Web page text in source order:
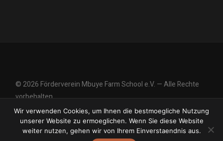
© 2026 Förderverein Mbuye Farm School e.V. — Alle Rechte
vorbehalten.
Impressum|Datenschutzerklärung
Wir verwenden Cookies, um Ihnen die bestmoegliche Nutzung
unserer Website zu ermoeglichen. Wenn Sie diese Website
weiter nutzen, gehen wir von Ihrem Einverstaendnis aus.